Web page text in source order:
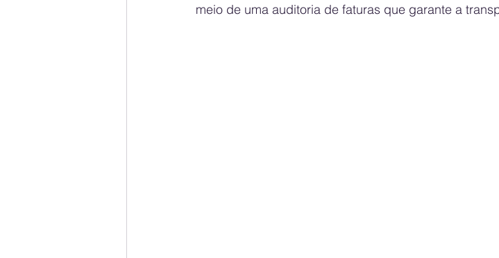
meio de uma auditoria de faturas que garante a